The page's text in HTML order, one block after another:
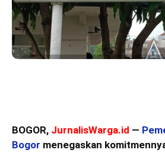
BOGOR, JurnalisWarga.id —
Bogor menegaskan